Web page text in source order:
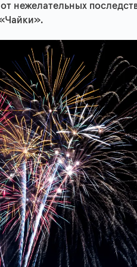
нежелательных